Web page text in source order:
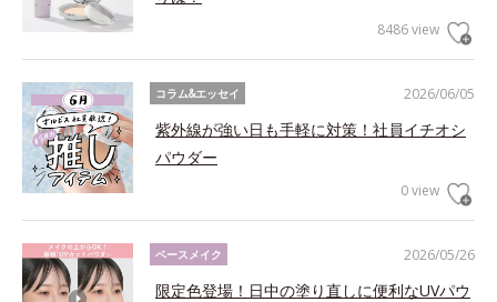
8486 view
2026/06/05
コラム&エッセイ
紫外線が強い日も手軽に対策！社員イチオシ
パウダー
0 view
2026/05/26
ベースメイク
限定色登場！日中の塗り直しに便利なUVパウ